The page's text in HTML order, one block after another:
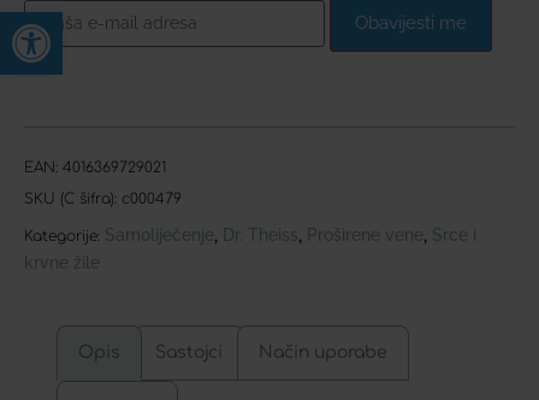
Open toolbar Obavijesti me
EAN: 4016369729021
SKU (C šifra): c000479
Kategorije: Samoliječenje Dr. Theiss Proširene vene Srce i
krvne žile
Opis Sastojci Način uporabe